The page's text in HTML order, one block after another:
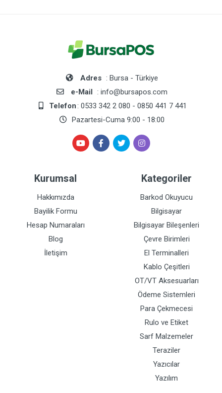
Adres : Bursa - Türkiye
e-Mail : info@bursapos.com
Telefon: 0533 342 2 080 - 0850 441 7 441
Pazartesi-Cuma 9:00 - 18:00
Kurumsal
Hakkımızda
Bayilik Formu
Hesap Numaraları
Blog
İletişim
Kategoriler
Barkod Okuyucu
Bilgisayar
Bilgisayar Bileşenleri
Çevre Birimleri
El Terminalleri
Kablo Çeşitleri
OT/VT Aksesuarları
Ödeme Sistemleri
Para Çekmecesi
Rulo ve Etiket
Sarf Malzemeler
Teraziler
Yazıcılar
Yazılım